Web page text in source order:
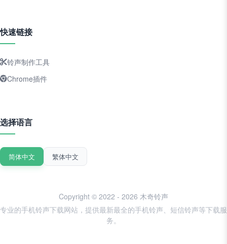
快速链接
铃声制作工具
Chrome插件
选择语言
简体中文 繁体中文
Copyright © 2022 - 2026 木奇铃声
专业的手机铃声下载网站，提供最新最全的手机铃声、短信铃声等下载服
务。